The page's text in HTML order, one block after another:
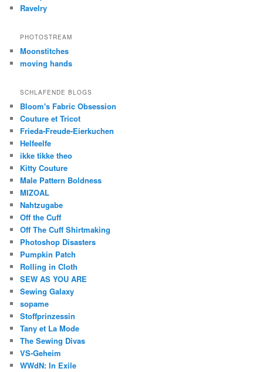
Ravelry
PHOTOSTREAM
Moonstitches
moving hands
SCHLAFENDE BLOGS
Bloom's Fabric Obsession
Couture et Tricot
Frieda-Freude-Eierkuchen
Helfeelfe
ikke tikke theo
Kitty Couture
Male Pattern Boldness
MIZOAL
Nahtzugabe
Off the Cuff
Off The Cuff Shirtmaking
Photoshop Disasters
Pumpkin Patch
Rolling in Cloth
SEW AS YOU ARE
Sewing Galaxy
sopame
Stoffprinzessin
Tany et La Mode
The Sewing Divas
VS-Geheim
WWdN: In Exile